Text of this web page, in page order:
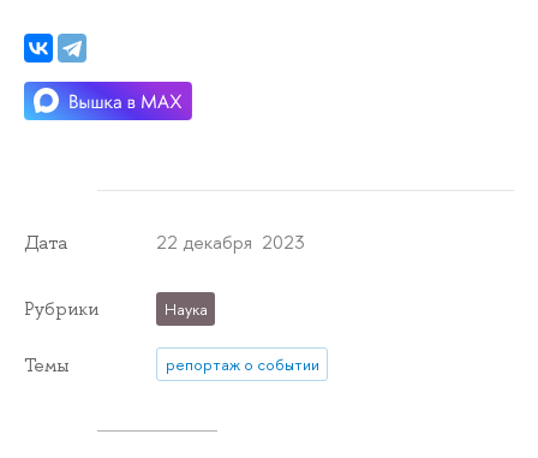
Дата 22 декабря 2023
Рубрики Наука
Темы репортаж о событии